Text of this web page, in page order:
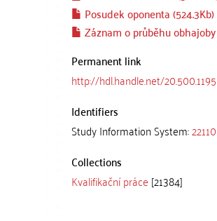
Posudek oponenta (524.3Kb)
Záznam o průběhu obhajoby
Permanent link
http://hdl.handle.net/
Identifiers
Study Information System:
Collections
Kvalifikační práce [21384]